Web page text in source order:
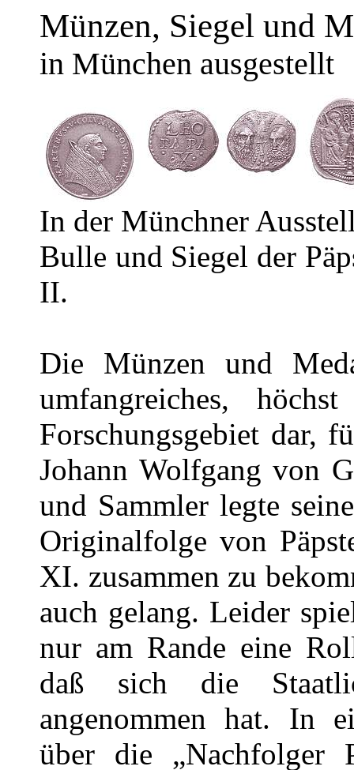
Münzen, Siegel und
in München ausgestellt
In der Münchner
Bulle und Siegel der
II.
Die Münzen und
umfangreiches,
Forschungsgebiet dar,
Johann Wolfgang von
und Sammler legte
Originalfolge von
XI. zusammen zu
auch gelang. Leider
nur am Rande eine
daß sich die
angenommen hat. In
über die „Nachfolger